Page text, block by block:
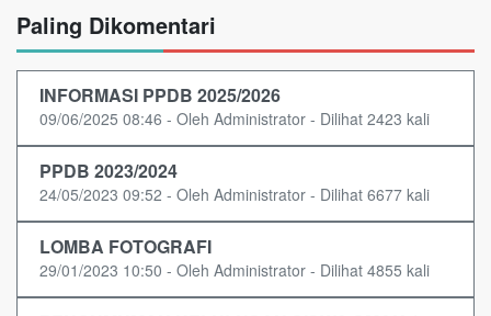
Paling Dikomentari
INFORMASI PPDB 2025/2026
09/06/2025 08:46 - Oleh Administrator - Dilihat 2423 kali
PPDB 2023/2024
24/05/2023 09:52 - Oleh Administrator - Dilihat 6677 kali
LOMBA FOTOGRAFI
29/01/2023 10:50 - Oleh Administrator - Dilihat 4855 kali